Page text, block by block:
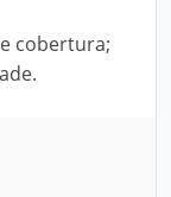
cobertura;